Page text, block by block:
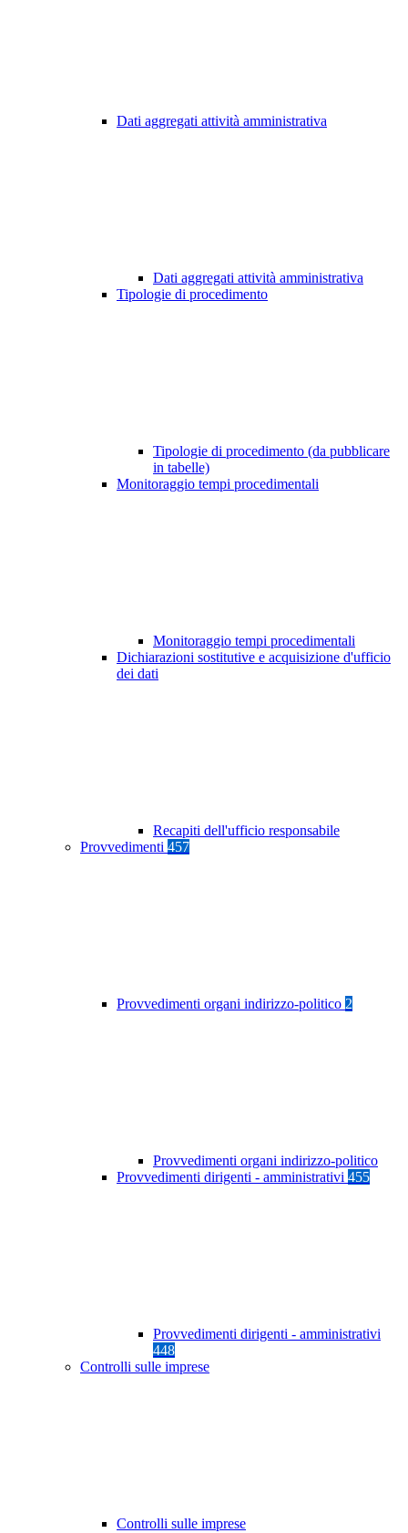
Dati aggregati attività amministrativa
Dati aggregati attività amministrativa
Tipologie di procedimento
Tipologie di procedimento (da pubblicare
in tabelle)
Monitoraggio tempi procedimentali
Monitoraggio tempi procedimentali
Dichiarazioni sostitutive e acquisizione d'ufficio
dei dati
Recapiti dell'ufficio responsabile
Provvedimenti 457
Provvedimenti organi indirizzo-politico 2
Provvedimenti organi indirizzo-politico
Provvedimenti dirigenti - amministrativi 455
Provvedimenti dirigenti - amministrativi
448
Controlli sulle imprese
Controlli sulle imprese